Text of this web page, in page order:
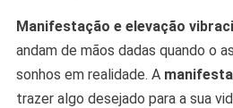
Manifestação e elevação
andam de mãos dadas quando o
sonhos em realidade. A
trazer algo desejado para a sua